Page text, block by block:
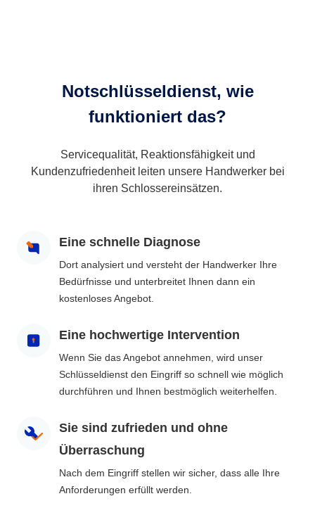
Notschlüsseldienst, wie
funktioniert das?
Servicequalität, Reaktionsfähigkeit und
Kundenzufriedenheit leiten unsere Handwerker bei
ihren Schlossereinsätzen.
Eine schnelle Diagnose
Dort analysiert und versteht der Handwerker Ihre
Bedürfnisse und unterbreitet Ihnen dann ein
kostenloses Angebot.
Eine hochwertige Intervention
Wenn Sie das Angebot annehmen, wird unser
Schlüsseldienst den Eingriff so schnell wie möglich
durchführen und Ihnen bestmöglich weiterhelfen.
Sie sind zufrieden und ohne
Überraschung
Nach dem Eingriff stellen wir sicher, dass alle Ihre
Anforderungen erfüllt werden.